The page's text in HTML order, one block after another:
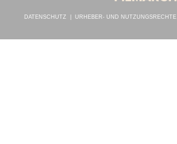
DATENSCHUTZ URHEBER- UND NUTZUNGSRECHTE